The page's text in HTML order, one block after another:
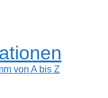
von A bis Z